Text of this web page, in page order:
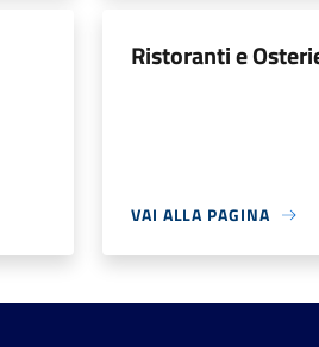
Ristoranti e
VAI ALLA PAGINA